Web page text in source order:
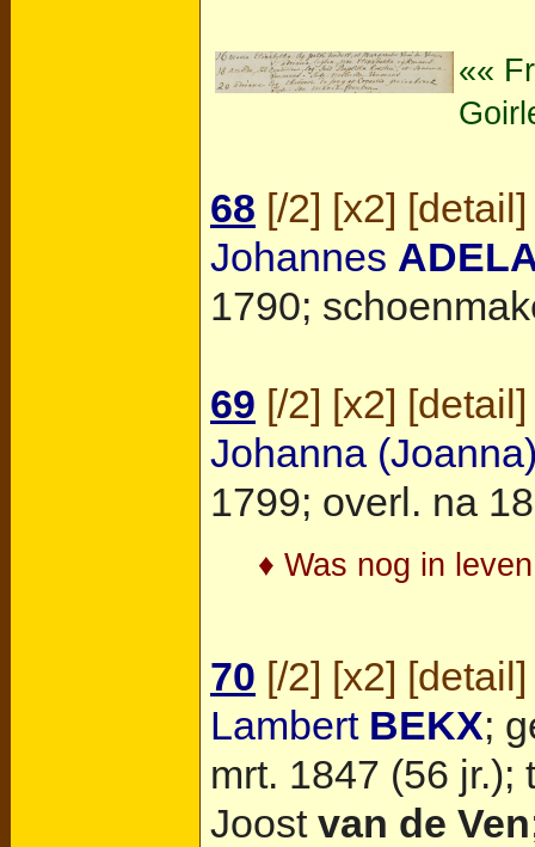
««
68 [/2] [x2] [detail]
Johannes
1790;
69 [/2] [x2] [detail]
Johanna
1799; overl. na
♦ Was nog in
70 [/2] [x2] [detail]
Lambert BEKX;
mrt. 1847 (56 jr.);
Joost van de Ven